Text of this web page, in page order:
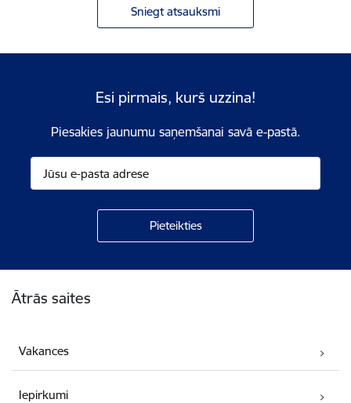
Sniegt atsauksmi
Esi pirmais, kurš uzzina!
Piesakies jaunumu saņemšanai savā e-pastā.
Ātrās saites
Vakances
Iepirkumi